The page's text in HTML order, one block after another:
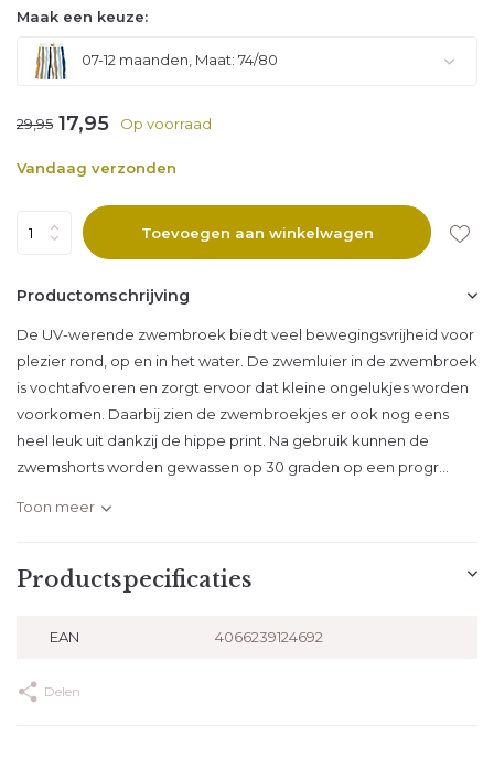
Maak een keuze:
07-12 maanden, Maat: 74/80
29,95 17,95 Op voorraad
Vandaag verzonden
Toevoegen aan winkelwagen
Productomschrijving
De UV-werende zwembroek biedt veel bewegingsvrijheid voor
plezier rond, op en in het water. De zwemluier in de zwembroek
is vochtafvoeren en zorgt ervoor dat kleine ongelukjes worden
voorkomen. Daarbij zien de zwembroekjes er ook nog eens
heel leuk uit dankzij de hippe print. Na gebruik kunnen de
zwemshorts worden gewassen op 30 graden op een progr...
Toon meer
Productspecificaties
EAN 4066239124692
Delen